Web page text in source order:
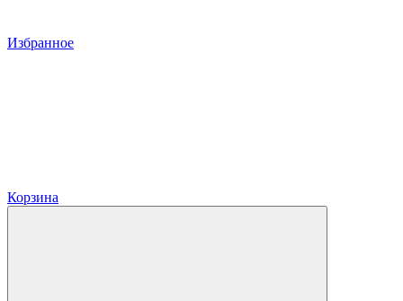
Избранное
Корзина